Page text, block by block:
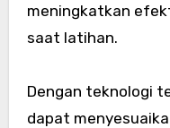
meningkatkan
saat latihan.
Dengan teknologi
dapat